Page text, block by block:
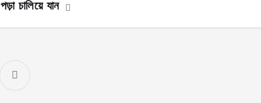
পড়া চালিয়ে যান